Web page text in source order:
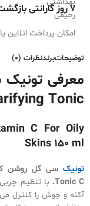
7 روز گارانتی بازگشت وجه
امکان پرداخت
توضیحاتبرندنظرات (0)
معرفی
Tonic
C For Oily
Skins 150 ml
تونیک
Tonic C. با تنظیم
آکنه و جوش را کنترل